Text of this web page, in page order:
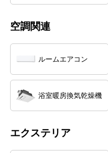
空調関連
ルームエアコン
浴室暖房換気乾燥機
エクステリア